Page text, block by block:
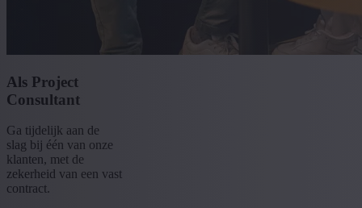
Als Project
Consultant
Ga tijdelijk aan de
slag bij één van onze
klanten, met de
zekerheid van een vast
contract.